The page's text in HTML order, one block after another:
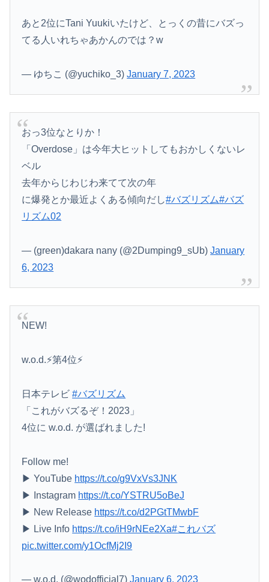
あと2位にTani Yuukiいたけど、とっくの昔にバズっ
てる人いれちゃあかんのでは？w
— ゆちこ (@yuchiko_3)January 7, 2023
おっ3位なとりか！
「Overdose」は今年大ヒットしてもおかしくないレ
ベル
去年からじわじわ来てて次の年
に爆発とか最近よくある傾向だし#バズリズム#バズ
リズム02
— (green)dakara nany (@2Dumping9_sUb)January
6, 2023
NEW!
w.o.d.⚡️第4位⚡️
日本テレビ#バズリズム
「これがバズるぞ！2023」
4位に w.o.d. が選ばれました!
Follow me!
▶︎ YouTube https://t.co/g9VxVs3JNK
▶︎ Instagram https://t.co/YSTRU5oBeJ
▶︎ New Release https://t.co/d2PGtTMwbF
▶︎ Live Info https://t.co/iH9rNEe2Xa#これバズ
pic.twitter.com/y1OcfMj2I9
— w.o.d. (@wodofficial7)January 6, 2023